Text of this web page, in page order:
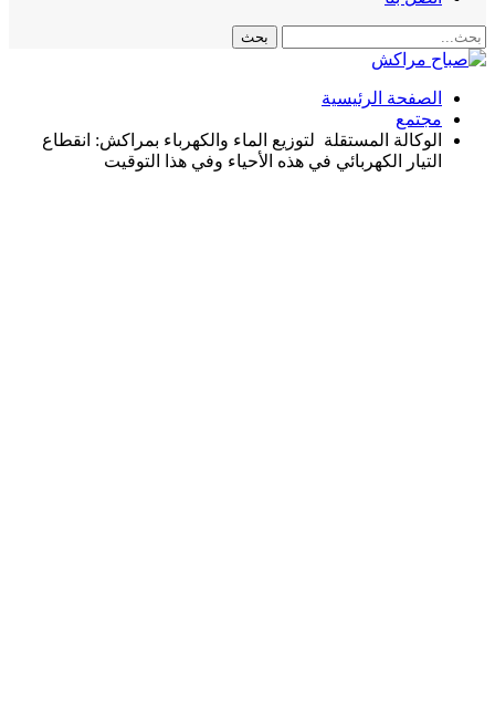
الصفحة الرئيسية
مجتمع
الوكالة المستقلة لتوزيع الماء والكهرباء بمراكش: انقطاع
التيار الكهربائي في هذه الأحياء وفي هذا التوقيت